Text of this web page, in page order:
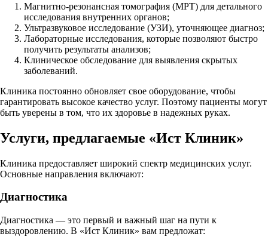
Магнитно-резонансная томография (МРТ) для детального
исследования внутренних органов;
Ультразвуковое исследование (УЗИ), уточняющее диагноз;
Лабораторные исследования, которые позволяют быстро
получить результаты анализов;
Клиническое обследование для выявления скрытых
заболеваний.
Клиника постоянно обновляет свое оборудование, чтобы
гарантировать высокое качество услуг. Поэтому пациенты могут
быть уверены в том, что их здоровье в надежных руках.
Услуги, предлагаемые «Ист Клиник»
Клиника предоставляет широкий спектр медицинских услуг.
Основные направления включают:
Диагностика
Диагностика — это первый и важный шаг на пути к
выздоровлению. В «Ист Клиник» вам предложат: